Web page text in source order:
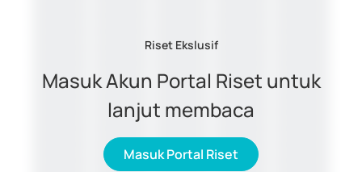
Riset Ekslusif
Masuk Akun Portal Riset untuk
lanjut membaca
Masuk Portal Riset